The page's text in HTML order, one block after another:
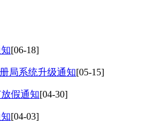
[06-18]
局系统升级通知[05-15]
假通知[04-30]
[04-03]